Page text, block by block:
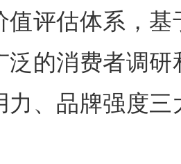
值评估体系，
泛的消费者调
力、品牌强度